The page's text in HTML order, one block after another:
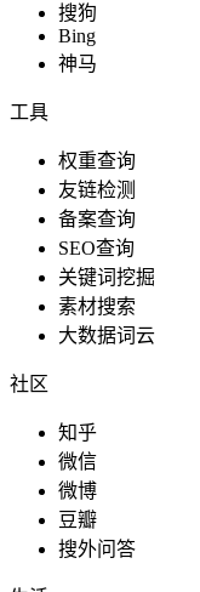
搜狗
Bing
神马
工具
权重查询
友链检测
备案查询
SEO查询
关键词挖掘
素材搜索
大数据词云
社区
知乎
微信
微博
豆瓣
搜外问答